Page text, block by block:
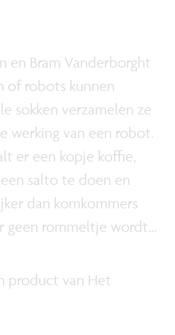
en Bram Vanderborght
of robots kunnen
sokken verzamelen ze
werking van een robot.
er een kopje koffie,
salto te doen en
dan komkommers
geen rommeltje wordt...
product van Het